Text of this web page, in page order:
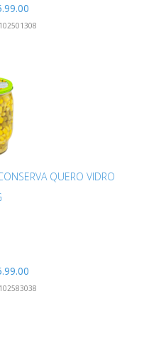
QUERO VIDRO